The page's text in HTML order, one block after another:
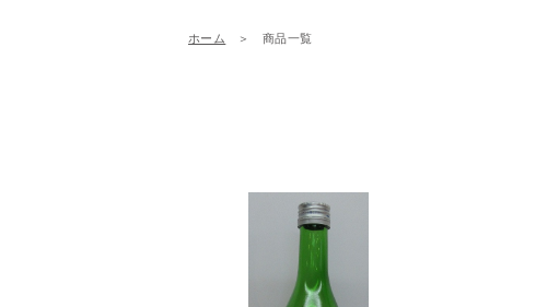
ホーム ＞ 商品一覧